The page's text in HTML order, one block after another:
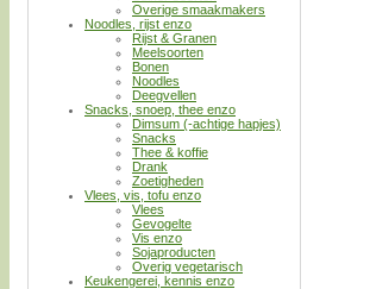
Overige smaakmakers
Noodles, rijst enzo
Rijst & Granen
Meelsoorten
Bonen
Noodles
Deegvellen
Snacks, snoep, thee enzo
Dimsum (-achtige hapjes)
Snacks
Thee & koffie
Drank
Zoetigheden
Vlees, vis, tofu enzo
Vlees
Gevogelte
Vis enzo
Sojaproducten
Overig vegetarisch
Keukengerei, kennis enzo